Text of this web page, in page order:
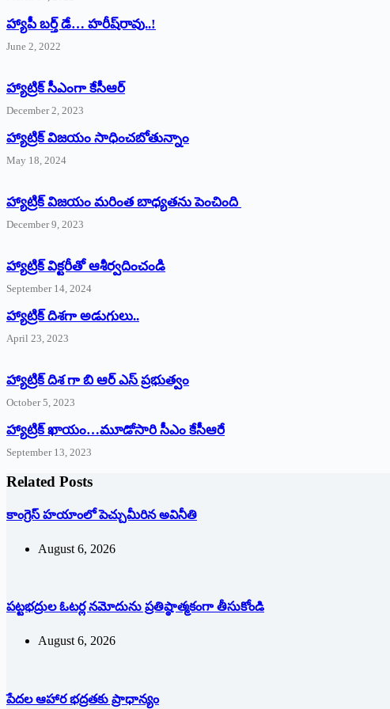
హ్యాపీ బర్త్ ‌డే… హరీష్‌రావు..!
June 2, 2022
హ్యాట్రిక్‌ ‌సీఎంగా కేసీఆర్‌
December 2, 2023
హ్యాట్రిక్‌ విజయం సాధించబోతున్నాం
May 18, 2024
హ్యాట్రిక్ విజయం మరింత బాధ్యతను పెంచింది
December 9, 2023
హ్యాట్రిక్‌ ‌విక్టరీతో ఆశీర్వదించండి
September 14, 2024
‌హ్యాట్రిక్‌ ‌దిశగా అడుగులు..
April 23, 2023
హ్యాట్రిక్ దిశ గా బి ఆర్ ఎస్ ప్రభుత్వం
October 5, 2023
హ్యాట్రిక్‌ ‌ఖాయం…మూడోసారి సీఎం కేసీఆరే
September 13, 2023
Related Posts
కాంగ్రెస్ హయాంలో పెచ్చుమీరిన అవినీతి
August 6, 2026
పట్టభద్రుల ఓటర్ల నమోదును ప్రతిష్ఠాత్మకంగా తీసుకోండి
August 6, 2026
పేదల ఆహార భద్రతకు ప్రాధాన్యం